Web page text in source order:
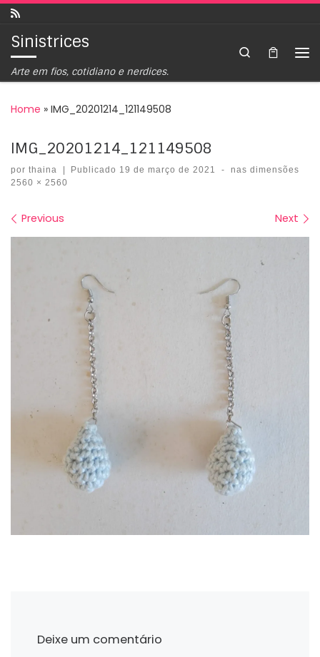
Skip to content
Sinistrices
Arte em fios, cotidiano e nerdices.
Search
Home » IMG_20201214_121149508
IMG_20201214_121149508
por thaina Publicado 19 de março de 2021 -
nas dimensões
2560 × 2560
Images navigation
Previous Next
Deixe um comentário